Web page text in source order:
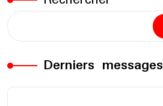
Derniers messages